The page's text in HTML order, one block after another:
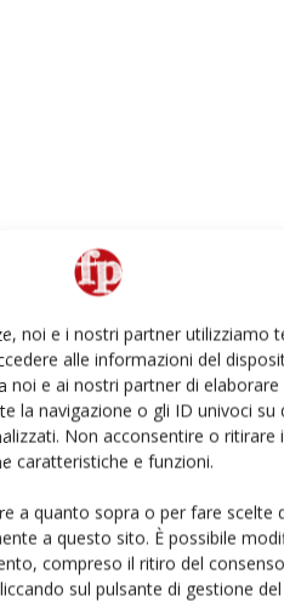
noi e i nostri partner utilizziamo
alle informazioni del
noi e ai nostri partner di elaborare
la navigazione o gli ID univoci su
Non acconsentire o ritirare
caratteristiche e funzioni.
a quanto sopra o per fare scelte
a questo sito. È possibile
compreso il ritiro del
sul pulsante di gestione